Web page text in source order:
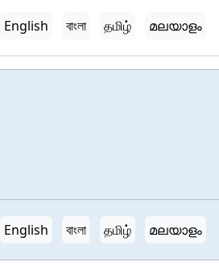
English বাংলা தமிழ் മലയാളം
English বাংলা தமிழ் മലയാളം